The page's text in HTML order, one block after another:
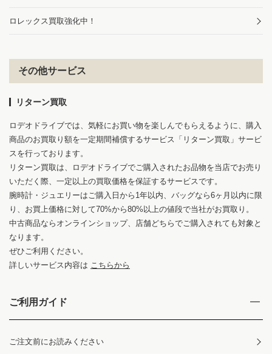
ロレックス買取強化中！
その他サービス
リターン買取
ロデオドライブでは、気軽にお買い物を楽しんでもらえるように、購入
商品のお買取り額を一定期間補償するサービス「リターン買取」サービ
スを行っております。
リターン買取は、ロデオドライブでご購入されたお品物を当店でお売り
いただく際、一定以上の買取価格を保証するサービスです。
腕時計・ジュエリーはご購入日から1年以内、バッグなら6ヶ月以内に限
り、お買上価格に対して70%から80%以上の値段で当社がお買取り。
中古商品ならオンラインショップ、店舗どちらでご購入されても対象と
なります。
ぜひご利用ください。
詳しいサービス内容は こちらから
ご利用ガイド
ご注文前にお読みください